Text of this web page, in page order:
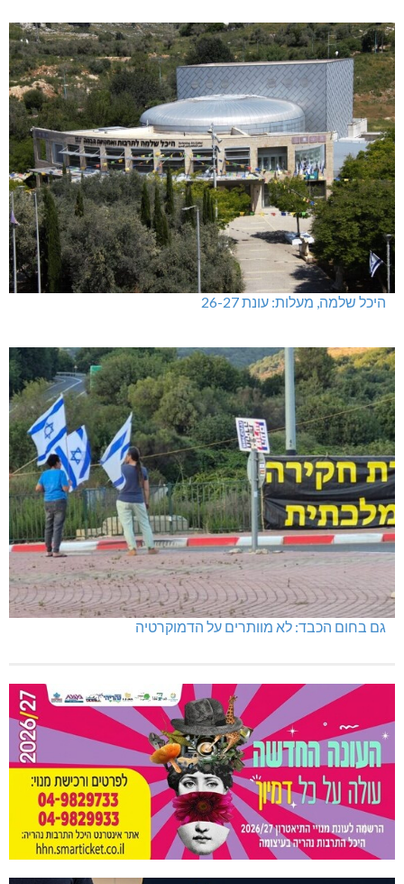
היכל שלמה, מעלות: עונת 26-27
גם בחום הכבד: לא מוותרים על הדמוקרטיה